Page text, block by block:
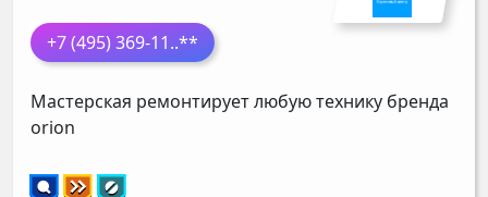
+7 (495) 369-11..**
Мастерская ремонтирует любую технику бренда
orion